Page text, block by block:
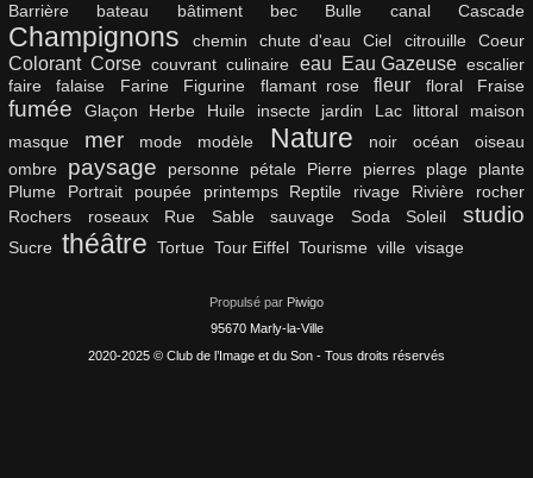
Barrière
bateau bâtiment bec Bulle canal Cascade
Champignons chemin chute d'eau Ciel citrouille Coeur
Colorant Corse couvrant culinaire eau Eau Gazeuse escalier
faire
falaise Farine Figurine flamant rose fleur floral Fraise
fumée Glaçon Herbe Huile insecte jardin Lac littoral
maison
masque
mer mode modèle Nature noir océan
oiseau
ombre
paysage personne pétale Pierre pierres plage
plante
Plume
Portrait poupée printemps Reptile rivage Rivière
rocher
Rochers
roseaux Rue Sable sauvage Soda Soleil studio
Sucre théâtre Tortue Tour Eiffel Tourisme ville visage
Propulsé par Piwigo
95670 Marly-la-Ville
2020-2025 © Club de l’Image et du Son - Tous droits réservés